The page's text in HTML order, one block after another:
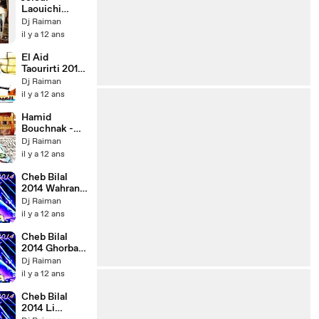
Laouichi
Nebghik Sans
Pitié Mix By
Dj Raiman
il y a 12 ans
El Aid
Taourirti 2014
Nssit Dari Mix
By Dj Raiman
Dj Raiman
il y a 12 ans
Hamid
Bouchnak -
L'gnaoui
Naoui Mix By
Dj Raiman
il y a 12 ans
Cheb Bilal
2014 Wahran
Mix By Dj
Raiman
Dj Raiman
il y a 12 ans
Cheb Bilal
2014 Ghorba
Mix By Dj
Raiman
Dj Raiman
il y a 12 ans
Cheb Bilal
2014 Li